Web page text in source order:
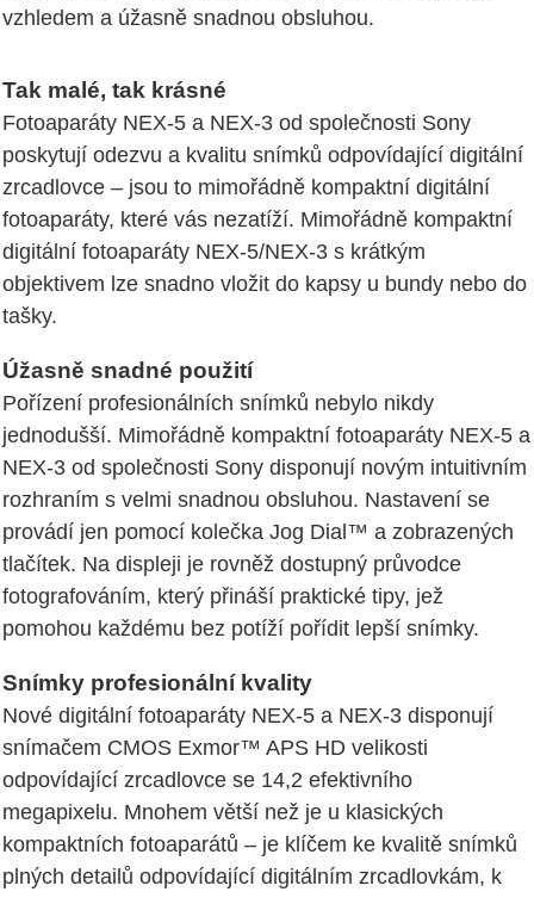
vzhledem a úžasně snadnou obsluhou.
Tak malé, tak krásné
Fotoaparáty NEX-5 a NEX-3 od společnosti Sony
poskytují odezvu a kvalitu snímků odpovídající digitální
zrcadlovce – jsou to mimořádně kompaktní digitální
fotoaparáty, které vás nezatíží. Mimořádně kompaktní
digitální fotoaparáty NEX-5/NEX-3 s krátkým
objektivem lze snadno vložit do kapsy u bundy nebo do
tašky.
Úžasně snadné použití
Pořízení profesionálních snímků nebylo nikdy
jednodušší. Mimořádně kompaktní fotoaparáty NEX-5 a
NEX-3 od společnosti Sony disponují novým intuitivním
rozhraním s velmi snadnou obsluhou. Nastavení se
provádí jen pomocí kolečka Jog Dial™ a zobrazených
tlačítek. Na displeji je rovněž dostupný průvodce
fotografováním, který přináší praktické tipy, jež
pomohou každému bez potíží pořídit lepší snímky.
Snímky profesionální kvality
Nové digitální fotoaparáty NEX-5 a NEX-3 disponují
snímačem CMOS Exmor™ APS HD velikosti
odpovídající zrcadlovce se 14,2 efektivního
megapixelu. Mnohem větší než je u klasických
kompaktních fotoaparátů – je klíčem ke kvalitě snímků
plných detailů odpovídající digitálním zrcadlovkám, k